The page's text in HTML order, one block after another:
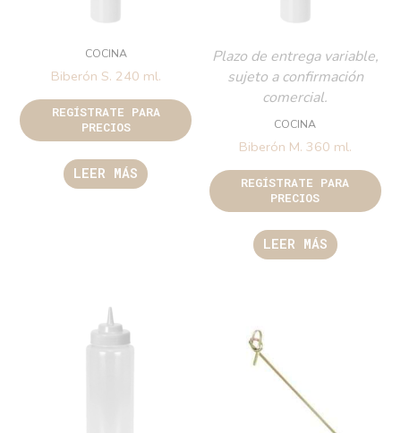
COCINA
Biberón S. 240 ml.
REGÍSTRATE PARA
PRECIOS
LEER MÁS
Plazo de entrega variable,
sujeto a confirmación
comercial.
COCINA
Biberón M. 360 ml.
REGÍSTRATE PARA
PRECIOS
LEER MÁS